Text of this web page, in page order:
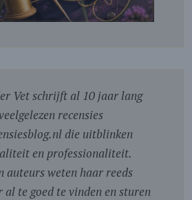
Vet schrijft al 10 jaar lang
recensies
die uitblinken
en professionaliteit.
auteurs weten haar reeds
te goed te vinden en sturen